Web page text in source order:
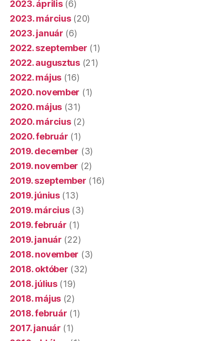
2023. április(6)
2023. március(20)
2023. január (6)
2022. szeptember (1)
2022. augusztus(21)
2022. május (16)
2020. november (1)
2020. május (31)
2020. március(2)
2020. február (1)
2019. december (3)
2019. november (2)
2019. szeptember (16)
2019. június(13)
2019. március(3)
2019. február (1)
2019. január (22)
2018. november (3)
2018. október (32)
2018. július(19)
2018. május (2)
2018. február (1)
2017. január (1)